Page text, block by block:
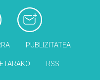
PUBLIZITATEA
RSS